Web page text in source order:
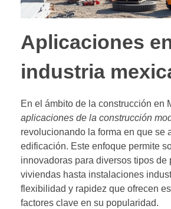
Aplicaciones
industria
En el ámbito de la construcción en
aplicaciones de la construcción
revolucionando la forma en que se
edificación. Este enfoque permite
innovadoras para diversos tipos de
viviendas hasta instalaciones
flexibilidad y rapidez que ofrecen
factores clave en su popularidad.